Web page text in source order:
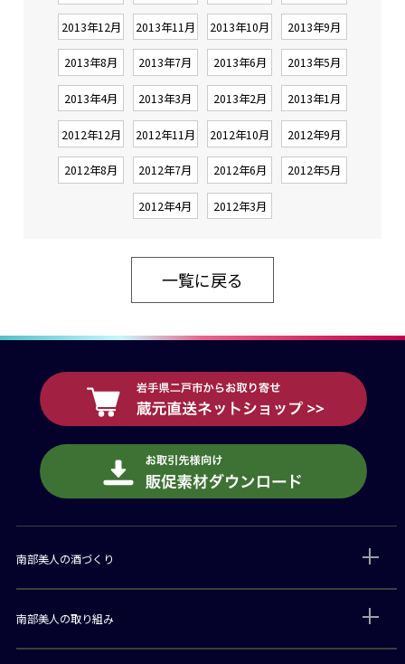
2013年12月 2013年11月 2013年10月 2013年9月
2013年8月 2013年7月 2013年6月 2013年5月
2013年4月 2013年3月 2013年2月 2013年1月
2012年12月 2012年11月 2012年10月 2012年9月
2012年8月 2012年7月 2012年6月 2012年5月
2012年4月 2012年3月
一覧に戻る
南部美人の酒づくり
南部美人の取り組み